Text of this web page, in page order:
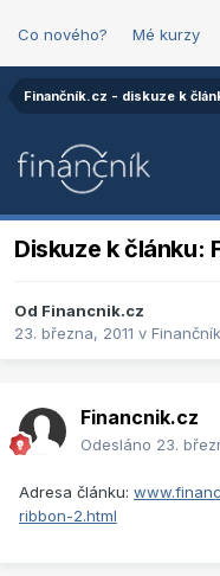
Co nového? Mé kurzy
Finančník.cz - diskuze k
Diskuze k článku:
Od Financnik.cz
23. března, 2011 v
Financnik.cz
Odesláno 23.
Adresa článku:
ribbon-2.html